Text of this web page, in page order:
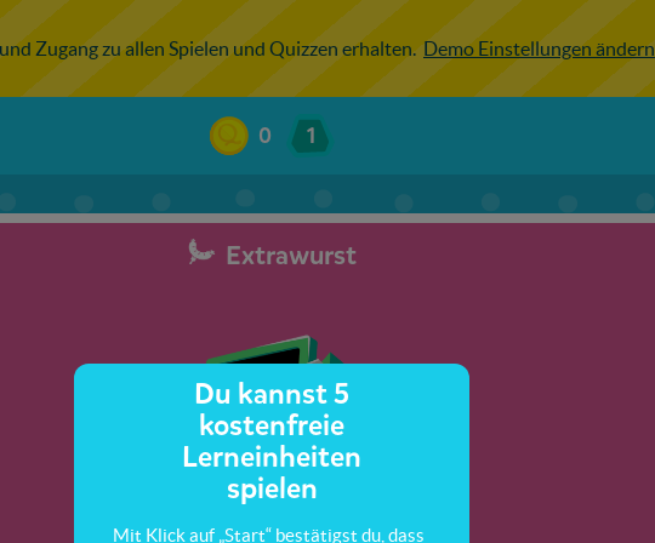
Zugang zu allen Spielen und Quizzen erhalten. Demo Einstellungen ändern
0 1
Extrawurst
Du kannst 5
kostenfreie
Lerneinheiten
spielen
Mit Klick auf „Start“ bestätigst du, dass